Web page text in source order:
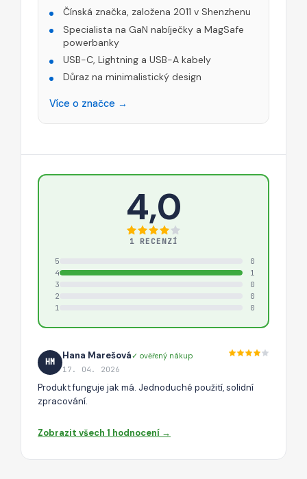
Čínská značka, založena 2011 v Shenzhenu
Specialista na GaN nabíječky a MagSafe
powerbanky
USB-C, Lightning a USB-A kabely
Důraz na minimalistický design
Více o značce →
4,0
1 RECENZÍ
5
0
4
1
3
0
2
0
1
0
HM
Hana Marešová✓ ověřený nákup
17. 04. 2026
Produkt funguje jak má. Jednoduché použití, solidní
zpracování.
Zobrazit všech 1 hodnocení →